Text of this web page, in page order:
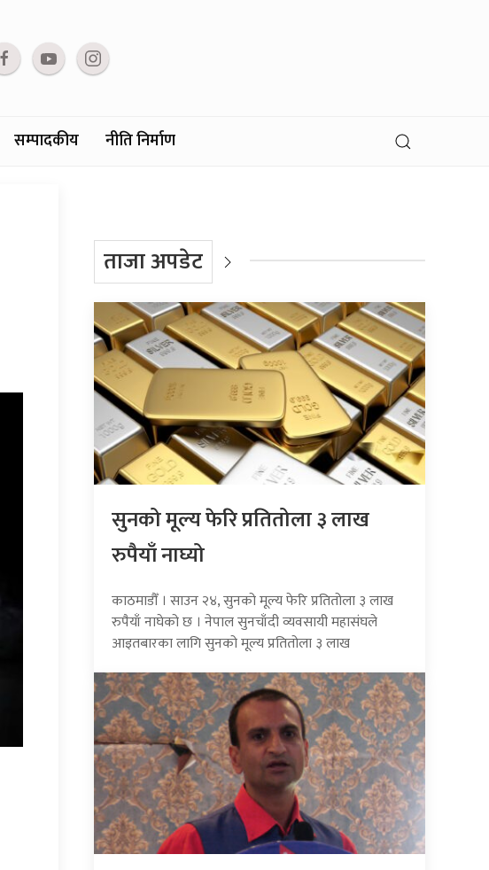
सम्पादकीय नीति निर्माण
ताजा अपडेट
सुनको मूल्य फेरि प्रतितोला ३ लाख
रुपैयाँ नाघ्यो
काठमाडौँ । साउन २४, सुनको मूल्य फेरि प्रतितोला ३ लाख
रुपैयाँ नाघेको छ । नेपाल सुनचाँदी व्यवसायी महासंघले
आइतबारका लागि सुनको मूल्य प्रतितोला ३ लाख